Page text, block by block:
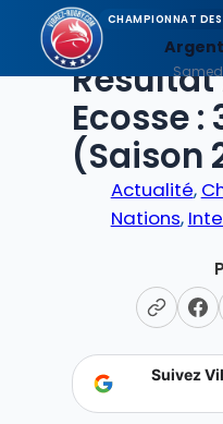
contenu
EN DIRECT
Ecosse :
(Saison
Actualité,
Nations,
Suivez
CHAMPIONNAT